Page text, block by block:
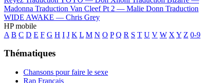
Madonna Traduction Van Cleef Pt 2 — Malie Donn Traduction
WIDE AWAKE — Chris Grey
HP mobile
A B C D E F G H I J K L M N O P Q R S T U V W X Y Z 0-9
Thématiques
Chansons pour faire le sexe
Rap Français